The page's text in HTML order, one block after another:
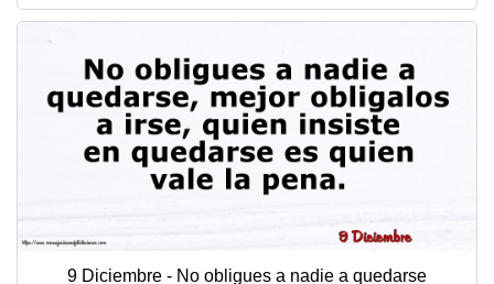
9 Diciembre - No obligues a nadie a quedarse